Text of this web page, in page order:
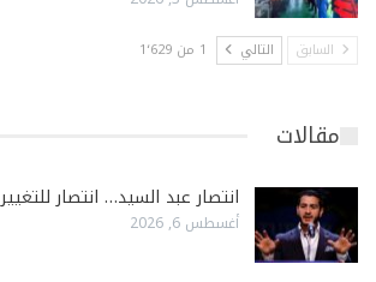
السابق التالي 1 من 1٬629
مقالات
انتصار عبد السيد… انتصار للتغيير
أغسطس 6, 2026